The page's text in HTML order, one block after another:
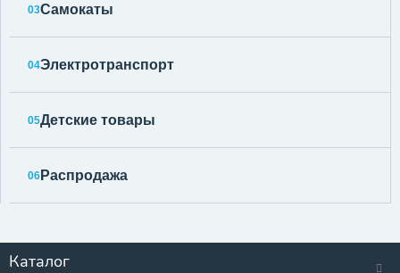
03Самокаты
04Электротранспорт
05Детские товары
06 Распродажа
Каталог